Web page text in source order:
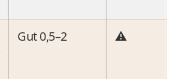
Gut 0,5–2 ⚠️